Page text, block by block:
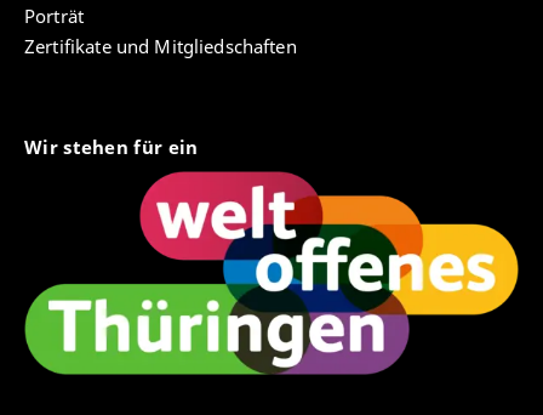
Porträt
Zertifikate und Mitgliedschaften
Wir stehen für ein